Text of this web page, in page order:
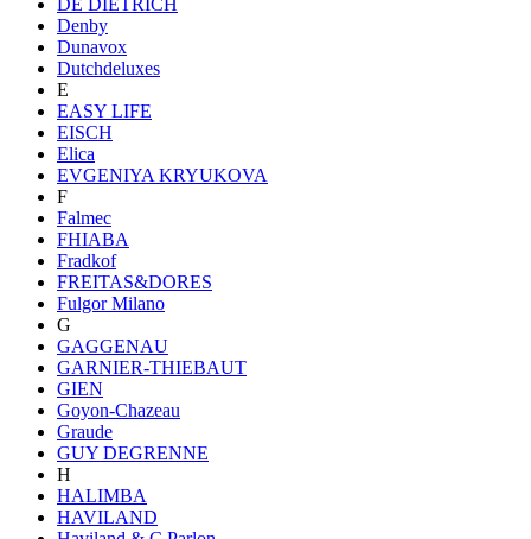
Denby
Dunavox
Dutchdeluxes
E
EASY LIFE
EISCH
Elica
EVGENIYA KRYUKOVA
F
Falmec
FHIABA
Fradkof
FREITAS&DORES
Fulgor Milano
G
GAGGENAU
GARNIER-THIEBAUT
GIEN
Goyon-Chazeau
Graude
GUY DEGRENNE
H
HALIMBA
HAVILAND